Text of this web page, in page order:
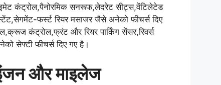
कंट्रोल,पैनोरमिक सनरूफ,लेदरेट सीट्स,वेंटिलेटेड
फर्स्ट रियर मसाजर जैसे अनेको फीचर्स दिए
कंट्रोल,फ्रंट और रियर पार्किंग सेंसर,रिवर्स
सेफ्टी फीचर्स दिए गए है।
और माइलेज